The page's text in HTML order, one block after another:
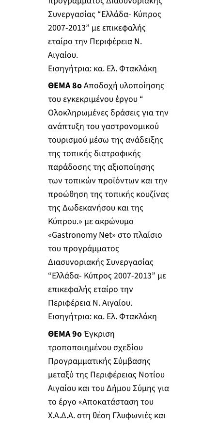
Συνεργασίας “Ελλάδα- Κύπρος
2007-2013” με επικεφαλής
εταίρο την Περιφέρεια Ν.
Αιγαίου.
Εισηγήτρια: κα. Ελ. Φτακλάκη
ΘΕΜΑ 8οΑποδοχή υλοποίησης
του εγκεκριμένου έργου “
Ολοκληρωμένες δράσεις για την
ανάπτυξη του γαστρονομικού
τουρισμού μέσω της ανάδειξης
της τοπικής διατροφικής
παράδοσης της αξιοποίησης
των τοπικών προϊόντων και την
προώθηση της τοπικής κουζίνας
της Δωδεκανήσου και της
Κύπρου.» με ακρώνυμο
«Gastronomy Net» στο πλαίσιο
του προγράμματος
Διασυνοριακής Συνεργασίας
“Ελλάδα- Κύπρος 2007-2013” με
επικεφαλής εταίρο την
Περιφέρεια Ν. Αιγαίου.
Εισηγήτρια: κα. Ελ. Φτακλάκη
ΘΕΜΑ 9οΈγκριση
τροποποιημένου σχεδίου
Προγραμματικής Σύμβασης
μεταξύ της Περιφέρειας Νοτίου
Αιγαίου και του Δήμου Σύμης για
το έργο «Αποκατάσταση του
Χ.Α.Δ.Α. στη θέση Γλυφωνιές και